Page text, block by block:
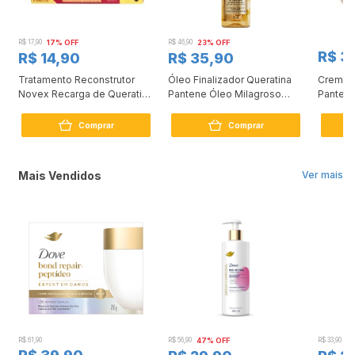
R$ 17,90 17% OFF
R$ 14,90
Tratamento Reconstrutor
Novex Recarga de Queratina
Comprar
R$ 46,90 23% OFF
R$ 35,90
Óleo Finalizador Queratina
Pantene Óleo Milagroso
Comprar
R$
Creme
Ver mais
Mais Vendidos
R$ 61,90 R$ 56,90 47% OFF R$ 33,90